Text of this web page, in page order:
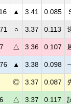
▲ 3.41 0.085 Ｓ
○ 3.37 0.113 逃
△ 3.36 0.107 展
▲ 3.38 0.098 一
◎ 3.37 0.087 先
△ 3.37 0.117 試